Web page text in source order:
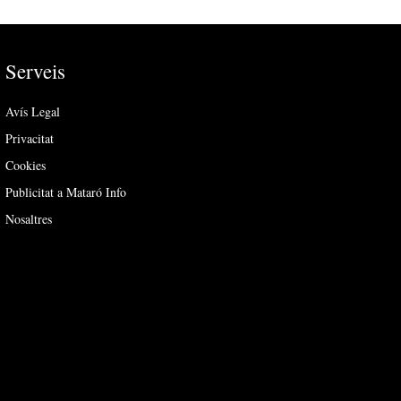
Serveis
Avís Legal
Privacitat
Cookies
Publicitat a Mataró Info
Nosaltres